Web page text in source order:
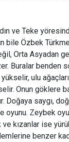
ve Teke
bile Özbek
Orta Asyadan
Buralar benden
ulu
Onun göklere
Doğaya saygı,
Zeybek
ve kızanlar ise
benzer